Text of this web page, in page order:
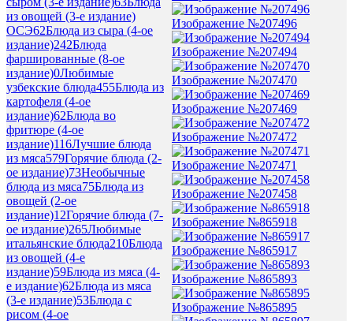
из овощей (3-е издание)
ОСЭ62Блюда из сыра (4-ое
издание)242Блюда
фаршированные (8-ое
издание)0Любимые
узбекские блюда455Блюда из
картофеля (4-ое
издание)62Блюда во
фритюре (4-ое
издание)116Лучшие блюда
из мяса579Горячие блюда (2-
ое издание)73Необычные
блюда из мяса75Блюда из
овощей (2-ое
издание)12Горячие блюда (7-
ое издание)265Любимые
итальянские блюда210Блюда
из овощей (4-е
издание)59Блюда из мяса (4-
е издание)62Блюда из мяса
(3-е издание)53Блюда с
рисом (4-ое
Изображение №207496
Изображение №207494
Изображение №207470
Изображение №207469
Изображение №207472
Изображение №207471
Изображение №207458
Изображение №865918
Изображение №865917
Изображение №865893
Изображение №865895